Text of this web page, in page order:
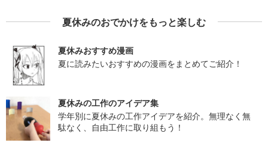
夏休みのおでかけをもっと楽しむ
夏休みおすすめ漫画
夏に読みたいおすすめの漫画をまとめてご紹介！
夏休みの工作のアイデア集
学年別に夏休みの工作アイデアを紹介。無理なく無
駄なく、自由工作に取り組もう！